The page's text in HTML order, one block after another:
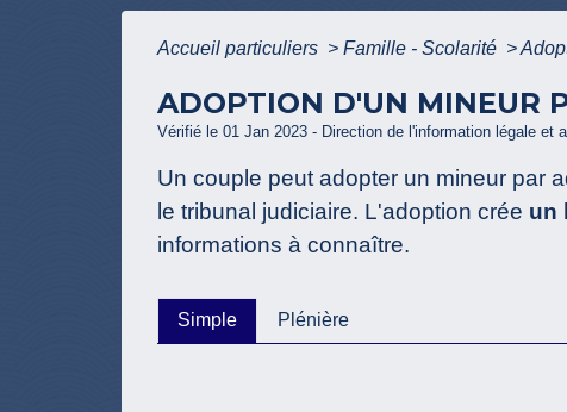
Accueil particuliers > Famille - Scolarité >
ADOPTION D'UN MINEUR
Vérifié le 01 Jan 2023 - Direction de l'information légale et
Un couple peut adopter un mineur par
le tribunal judiciaire. L'adoption crée un
informations à connaître.
Simple Plénière